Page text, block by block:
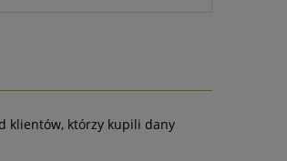
klientów, którzy kupili dany